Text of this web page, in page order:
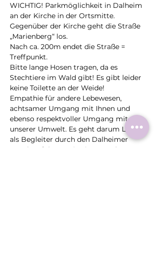
WICHTIG! Parkmöglichkeit in Dalheim
an der Kirche in der Ortsmitte.
Gegenüber der Kirche geht die Straße
„Marienberg“ los.
Nach ca. 200m endet die Straße =
Treffpunkt.
Bitte lange Hosen tragen, da es
Stechtiere im Wald gibt! Es gibt leider
keine Toilette an der Weide!
Empathie für andere Lebewesen,
achtsamer Umgang mit Ihnen und
ebenso respektvoller Umgang mit
unserer Umwelt. Es geht darum Lamas
als Begleiter durch den Dalheimer
Busch zuführen. Die Tiere werden vor